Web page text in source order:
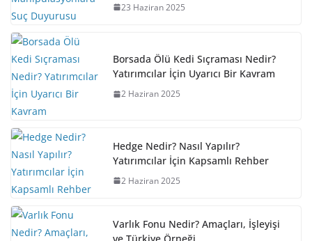
23 Haziran 2025
Borsada Ölü Kedi Sıçraması Nedir?
Yatırımcılar İçin Uyarıcı Bir Kavram
2 Haziran 2025
Hedge Nedir? Nasıl Yapılır?
Yatırımcılar İçin Kapsamlı Rehber
2 Haziran 2025
Varlık Fonu Nedir? Amaçları, İşleyişi
ve Türkiye Örneği